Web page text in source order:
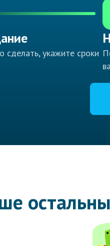
сделать, укажите сроки